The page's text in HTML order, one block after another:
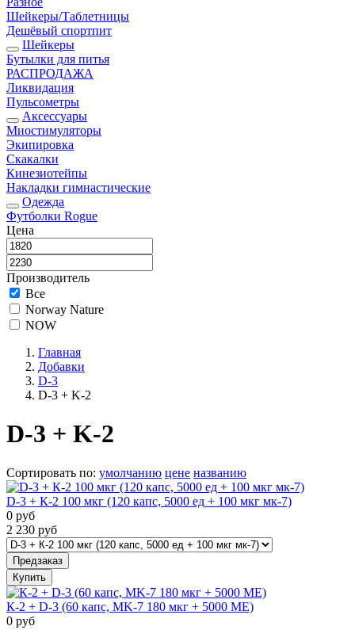
Шейкеры/Таблетницы
Дешёвый спортпит
Шейкеры
Бутылки для питья
РАСПРОДАЖА
Ликвидация
Пульсометры
Аксессуары
Миостимуляторы
Экипировка
Скакалки
Кинезиотейпы
Накладки гимнастические
Одежда
Футболки Rogue
Цена
Производитель
Все
Norway Nature
NOW
Главная
Добавки
D-3
D-3 + K-2
D-3 + K-2
Сортировать по: умолчанию цене названию
D-3 + К-2 100 мкг (120 капс, 5000 ед + 100 мкг мк-7)
0 руб
2 230 руб
Предзаказ
Купить
К-2 + D-3 (60 капс, MK-7 180 мкг + 5000 МЕ)
0 руб